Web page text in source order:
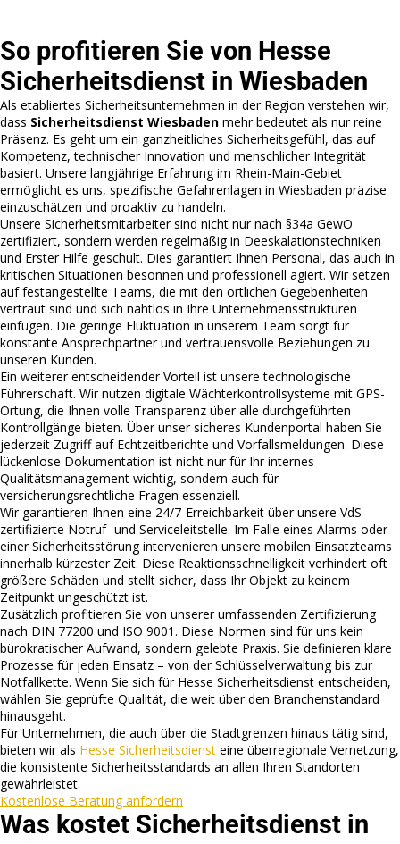
So profitieren Sie von Hesse
Sicherheitsdienst in Wiesbaden
Als etabliertes Sicherheitsunternehmen in der Region verstehen wir,
dass Sicherheitsdienst Wiesbaden mehr bedeutet als nur reine
Präsenz. Es geht um ein ganzheitliches Sicherheitsgefühl, das auf
Kompetenz, technischer Innovation und menschlicher Integrität
basiert. Unsere langjährige Erfahrung im Rhein-Main-Gebiet
ermöglicht es uns, spezifische Gefahrenlagen in Wiesbaden präzise
einzuschätzen und proaktiv zu handeln.
Unsere Sicherheitsmitarbeiter sind nicht nur nach §34a GewO
zertifiziert, sondern werden regelmäßig in Deeskalationstechniken
und Erster Hilfe geschult. Dies garantiert Ihnen Personal, das auch in
kritischen Situationen besonnen und professionell agiert. Wir setzen
auf festangestellte Teams, die mit den örtlichen Gegebenheiten
vertraut sind und sich nahtlos in Ihre Unternehmensstrukturen
einfügen. Die geringe Fluktuation in unserem Team sorgt für
konstante Ansprechpartner und vertrauensvolle Beziehungen zu
unseren Kunden.
Ein weiterer entscheidender Vorteil ist unsere technologische
Führerschaft. Wir nutzen digitale Wächterkontrollsysteme mit GPS-
Ortung, die Ihnen volle Transparenz über alle durchgeführten
Kontrollgänge bieten. Über unser sicheres Kundenportal haben Sie
jederzeit Zugriff auf Echtzeitberichte und Vorfallsmeldungen. Diese
lückenlose Dokumentation ist nicht nur für Ihr internes
Qualitätsmanagement wichtig, sondern auch für
versicherungsrechtliche Fragen essenziell.
Wir garantieren Ihnen eine 24/7-Erreichbarkeit über unsere VdS-
zertifizierte Notruf- und Serviceleitstelle. Im Falle eines Alarms oder
einer Sicherheitsstörung intervenieren unsere mobilen Einsatzteams
innerhalb kürzester Zeit. Diese Reaktionsschnelligkeit verhindert oft
größere Schäden und stellt sicher, dass Ihr Objekt zu keinem
Zeitpunkt ungeschützt ist.
Zusätzlich profitieren Sie von unserer umfassenden Zertifizierung
nach DIN 77200 und ISO 9001. Diese Normen sind für uns kein
bürokratischer Aufwand, sondern gelebte Praxis. Sie definieren klare
Prozesse für jeden Einsatz – von der Schlüsselverwaltung bis zur
Notfallkette. Wenn Sie sich für Hesse Sicherheitsdienst entscheiden,
wählen Sie geprüfte Qualität, die weit über den Branchenstandard
hinausgeht.
Für Unternehmen, die auch über die Stadtgrenzen hinaus tätig sind,
bieten wir als Hesse Sicherheitsdienst eine überregionale Vernetzung,
die konsistente Sicherheitsstandards an allen Ihren Standorten
gewährleistet.
Kostenlose Beratung anfordern
Was kostet Sicherheitsdienst in